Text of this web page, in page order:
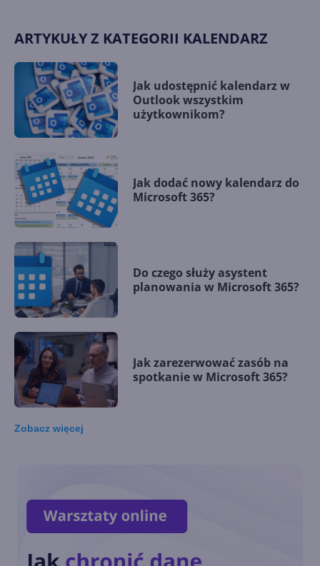
ARTYKUŁY Z KATEGORII KALENDARZ
Jak udostępnić kalendarz w
Outlook wszystkim
użytkownikom?
Jak dodać nowy kalendarz do
Microsoft 365?
Do czego służy asystent
planowania w Microsoft 365?
Jak zarezerwować zasób na
spotkanie w Microsoft 365?
Microsoft 365?
Zobacz więcej